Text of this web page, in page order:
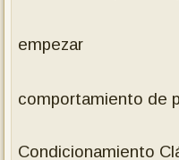
empezar
*
comportamiento de
Condicionamiento